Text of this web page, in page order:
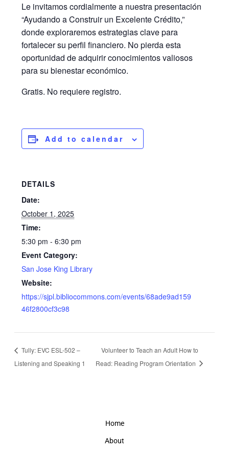
Le invitamos cordialmente a nuestra presentación
“Ayudando a Construir un Excelente Crédito,”
donde exploraremos estrategias clave para
fortalecer su perfil financiero. No pierda esta
oportunidad de adquirir conocimientos valiosos
para su bienestar económico.
Gratis. No requiere registro.
Add to calendar
DETAILS
Date:
October 1, 2025
Time:
5:30 pm - 6:30 pm
Event Category:
San Jose King Library
Website:
https://sjpl.bibliocommons.com/events/68ade9ad159
46f2800cf3c98
Tully: EVC ESL-502 –
Listening and Speaking 1
Volunteer to Teach an Adult How to
Read: Reading Program Orientation
Home
About